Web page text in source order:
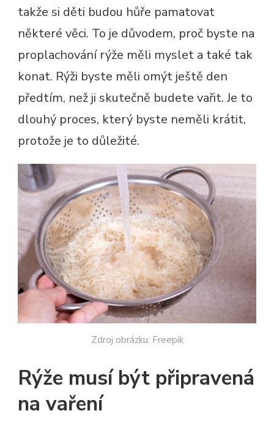
takže si děti budou hůře pamatovat
některé věci. To je důvodem, proč byste na
proplachování rýže měli myslet a také tak
konat. Rýži byste měli omýt ještě den
předtím, než ji skutečně budete vařit. Je to
dlouhý proces, který byste neměli krátit,
protože je to důležité.
Zdroj obrázku: Freepik
Rýže musí být připravená
na vaření